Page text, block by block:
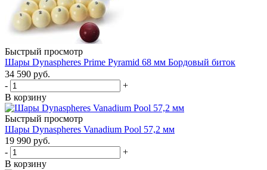
Быстрый просмотр
Шары Dynaspheres Prime Pyramid 68 мм Бордовый биток
34 590 руб.
-
+
В корзину
Быстрый просмотр
Шары Dynaspheres Vanadium Pool 57,2 мм
19 990 руб.
-
+
В корзину